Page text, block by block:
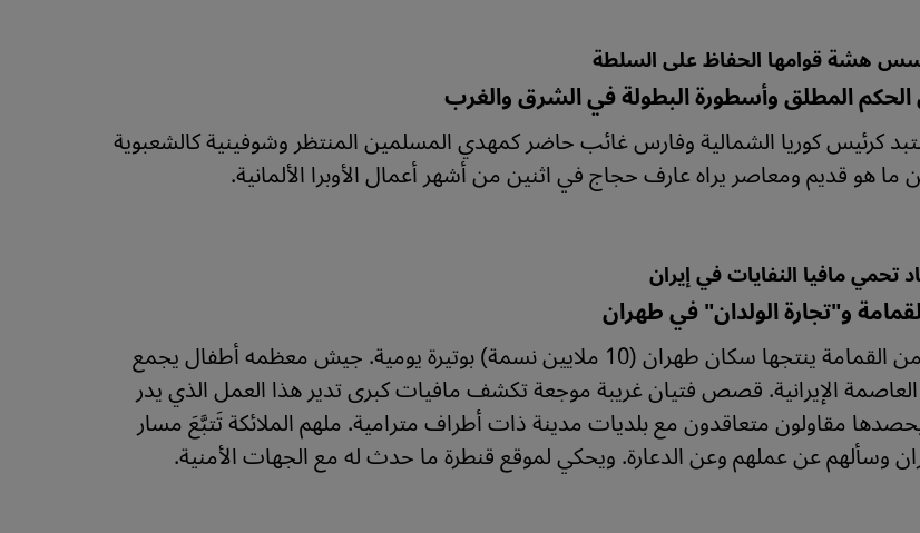
هشة قوامها الحفاظ على السلطة
الحكم المطلق وأسطورة البطولة في الشرق والغرب
كرئيس كوريا الشمالية وفارس غائب حاضر كمهدي المسلمين المنتظر وشوفينية كالشعبوية
ما هو قديم ومعاصر يراه عارف حجاج في اثنين من أشهر أعمال الأوبرا الألمانية.
تحمي مافيا النفايات في إيران
و"تجارة الولدان" في طهران
تسعة آلاف طن من القمامة ينتجها سكان طهران (10 ملايين نسمة) بوتيرة يومية. جيش معظمه أطفال يجمع
العاصمة الإيرانية. قصص فتيان غريبة موجعة تكشف مافيات كبرى تدير هذا العمل الذي يدر
يحصدها مقاولون متعاقدون مع بلديات مدينة ذات أطراف مترامية. ملهم الملائكة تَتبَّعَ مسار
وسألهم عن عملهم وعن الدعارة. ويحكي لموقع قنطرة ما حدث له مع الجهات الأمنية.